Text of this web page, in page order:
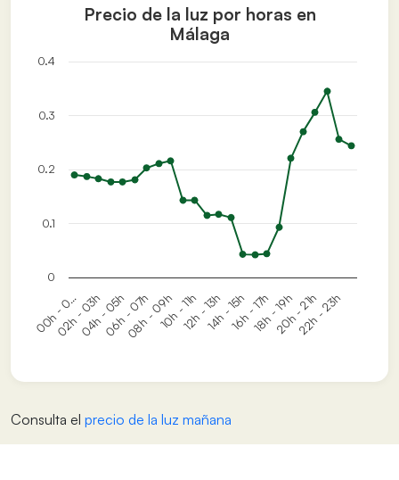
Precio de la luz por horas en
Málaga
00h - 0…
02h - 03h04h - 05h06h - 07h
08h - 09h10h - 11h12h - 13h14h - 15h16h - 17h18h - 19h20h - 21h22h - 23h
0
0.1
0.2
0.3
0.4
Consulta el precio de la luz mañana